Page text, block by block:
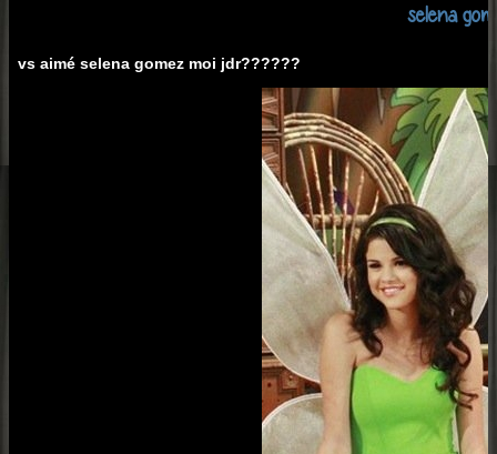
selena
vs aimé selena gomez moi jdr??????